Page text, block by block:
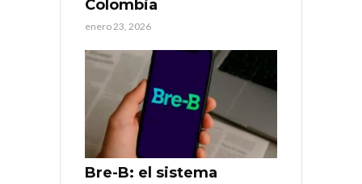
Colombia
enero 23, 2026
Bre-B: el sistema